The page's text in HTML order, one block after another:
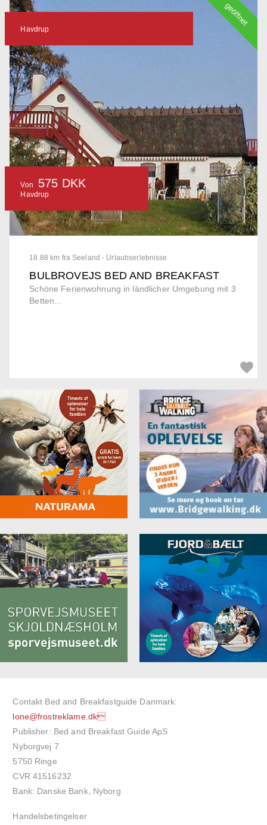
18.88 km fra Seeland - Urlaubserlebnisse
BULBROVEJS BED AND BREAKFAST
Schöne Ferienwohnung in ländlicher Umgebung mit 3
Betten...
Havdrup
Von 575 DKK
Havdrup
geöffnet
Contakt Bed and Breakfastguide Danmark:
lone@frostreklame.dk
Publisher: Bed and Breakfast Guide ApS
Nyborgvej 7
5750 Ringe
CVR 41516232
Bank: Danske Bank, Nyborg
Handelsbetingelser